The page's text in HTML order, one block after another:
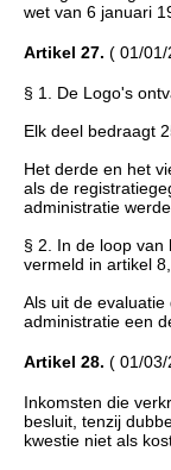
wet van 6 januari
Artikel 27. ( 01/
§ 1. De Logo's
Elk deel bedraagt
Het derde en het
als de
administratie
§ 2. In de loop van
vermeld in artikel
Als uit de
administratie een
Artikel 28. ( 01/
Inkomsten die
besluit, tenzij
kwestie niet als